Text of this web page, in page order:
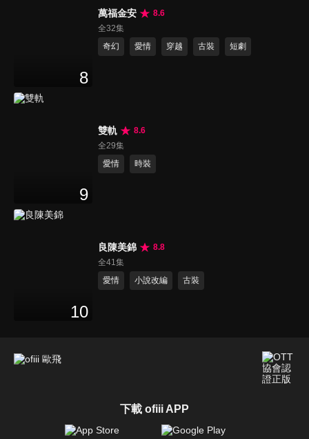
8
萬福金安
8.6
全32集
奇幻
愛情 穿越 古裝 短劇
9
雙軌
8.6
全29集
愛情
時裝
10
良陳美錦
8.8
全41集
愛情
小說改編 古裝
下載 ofiii APP